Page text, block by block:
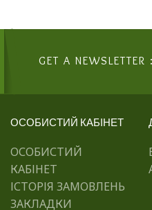
GET A NEWSLETTER :
ОСОБИСТИЙ КАБІНЕТ
ОСОБИСТИЙ
КАБІНЕТ
ІСТОРІЯ ЗАМОВЛЕНЬ
ЗАКЛАДКИ